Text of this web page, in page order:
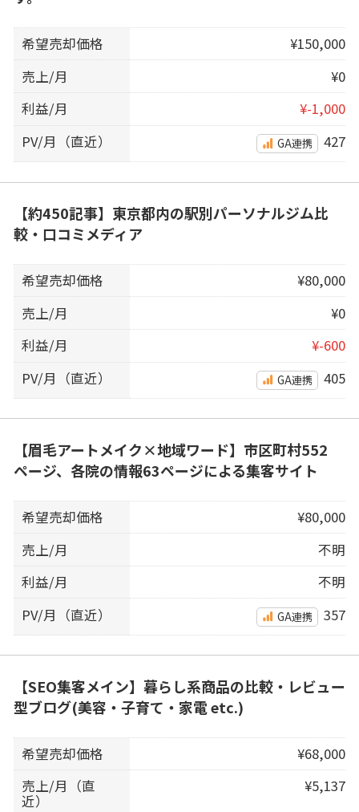
希望売却価格
¥150,000
売上/月
¥0
利益/月
¥-1,000
PV/月（直近）
GA連携 427
【約450記事】東京都内の駅別パーソナルジム比
較・口コミメディア
希望売却価格
¥80,000
売上/月
¥0
利益/月
¥-600
PV/月（直近）
GA連携 405
【眉毛アートメイク×地域ワード】市区町村552
ページ、各院の情報63ページによる集客サイト
希望売却価格
¥80,000
売上/月
不明
利益/月
不明
PV/月（直近）
GA連携 357
【SEO集客メイン】暮らし系商品の比較・レビュー
型ブログ(美容・子育て・家電 etc.)
希望売却価格
¥68,000
売上/月（直
近）
¥5,137